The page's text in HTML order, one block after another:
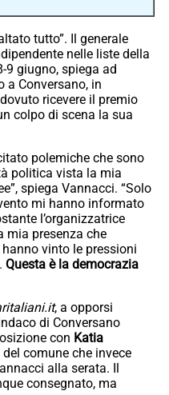
tutto”. Il generale
nelle liste della
9 giugno, spiega ad
Conversano, in
ricevere il premio
colpo di scena la sua
polemiche che sono
politica vista la mia
spiega Vannacci. “Solo
mi hanno informato
l’organizzatrice
mia presenza che
vinto le pressioni
Questa è la democrazia
, a opporsi
di Conversano
con Katia
comune che invece
alla serata. Il
consegnato, ma